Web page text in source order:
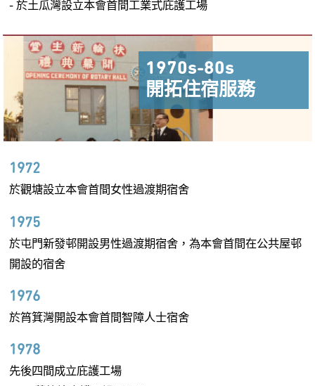
- 於土瓜灣設立本會首間工業式庇護工場
1970s-80s
開拓住宿服務
1972
於觀塘設立本會首間女性過渡期宿舍
1975
於屯門新發邨開設男性過渡期宿舍，為本會首間在公共屋邨
開設的宿舍
1976
於筲箕灣開設本會首間智障人士宿舍
1978
先後四間成立庇護工場